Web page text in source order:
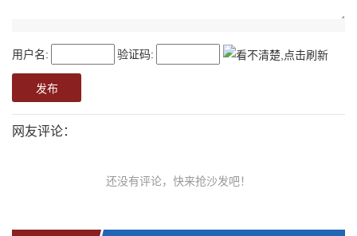
用户名: 验证码:
网友评论：
还没有评论，快来抢沙发吧！